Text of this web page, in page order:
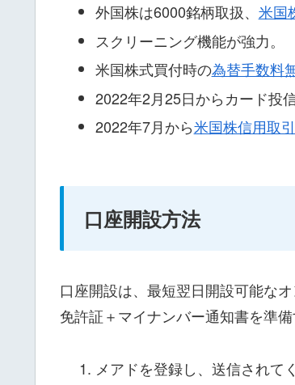
外国株は6000銘柄取扱、 米国
スクリーニング機能が強力。
米国株式買付時の為替手数料
2022年2月25日からカード投
2022年7月から米国株信用取
口座開設方法
口座開設は、最短翌日開設可能な
免許証＋マイナンバー通知書を準備
メアドを登録し、送信されて